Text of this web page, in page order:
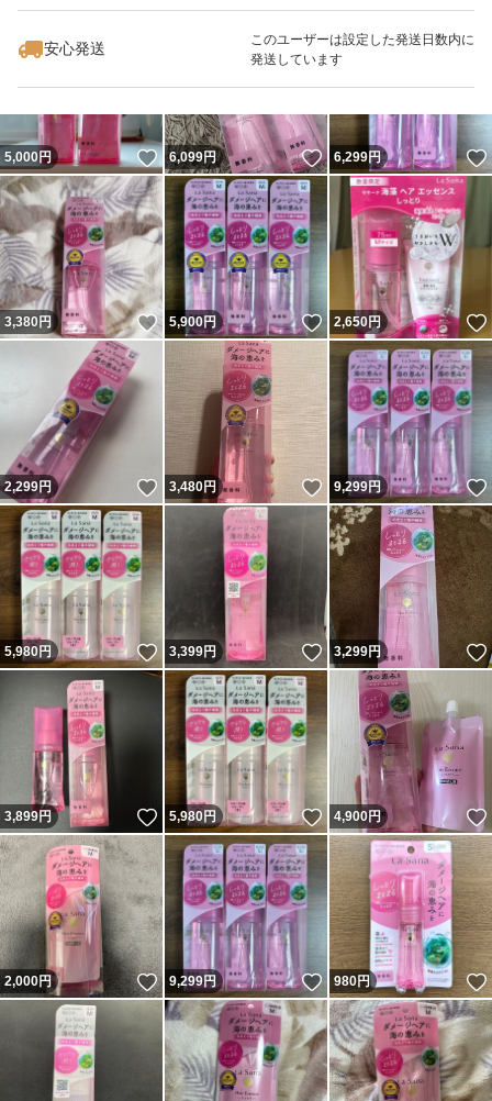
安心発送
このユーザーは設定した発送日数内に
発送しています
5,000円 いいね！
6,099円 いいね！
6,299円
3,380円 いいね！
5,900円 いいね！
2,650円
2,299円 いいね！
3,480円 いいね！
9,299円
5,980円 いいね！
3,399円 いいね！
3,299円
3,899円 いいね！
5,980円 いいね！
4,900円
2,000円 いいね！
9,299円 いいね！
980円